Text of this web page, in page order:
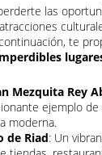
las
te
Mezquita Rey
ejemplo
moderna.
de Riad: Un